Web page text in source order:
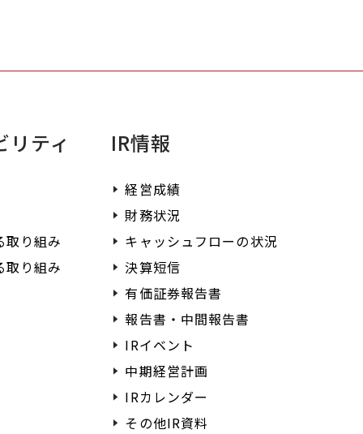
リティ
取り組み
取り組み
IR情報
経営成績
財務状況
キャッシュフローの状況
決算短信
有価証券報告書
報告書・中間報告書
IRイベント
中期経営計画
IRカレンダー
その他IR資料